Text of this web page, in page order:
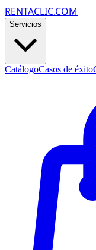
RENTACLIC.COM
Servicios
CatálogoCasos de éxito